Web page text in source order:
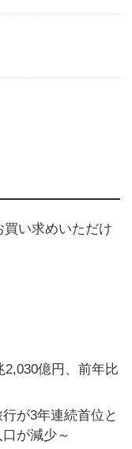
い求めいただけ
2,030億円、前年比
が3年連続首位と
が減少～